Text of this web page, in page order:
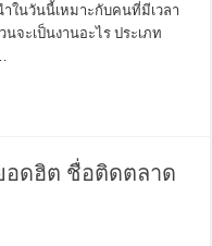
ำในวันนี้เหมาะกับคนที่มีเวลา
จะเป็นงานอะไร ประเภท
อดฮิต ชื่อติดตลาด